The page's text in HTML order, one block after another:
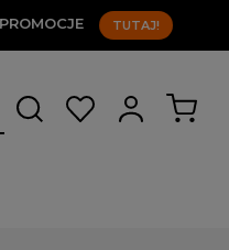
TUTAJ!